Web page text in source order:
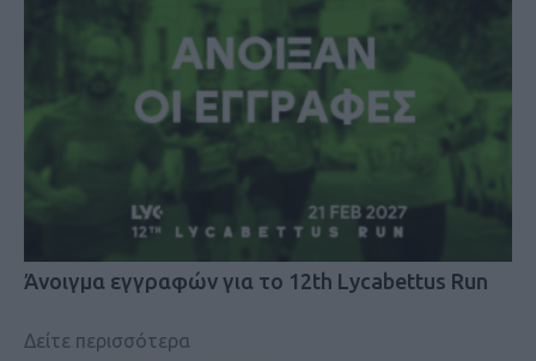
Άνοιγμα εγγραφών για το 12th Lycabettus Run
Δείτε περισσότερα